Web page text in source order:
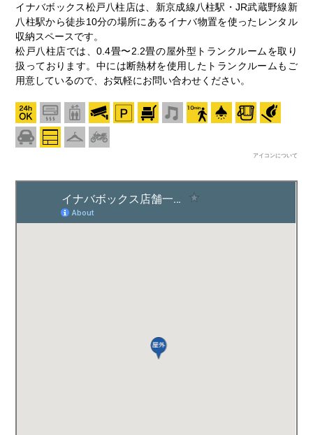
イナバボックス松戸八柱店は、新京成線八柱駅・JR武蔵野線新
八柱駅から徒歩10分の場所にあるイナバ物置を使ったレンタル
収納スペースです。
松戸八柱店では、0.4畳〜2.2畳の屋外型トランクルームを取り
扱っております。中には断熱材を使用したトランクルームもご
用意しているので、お気軽にお問い合わせください。
アイコンについて